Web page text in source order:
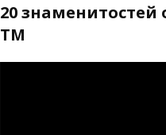
20 знаменитостей
ТМ